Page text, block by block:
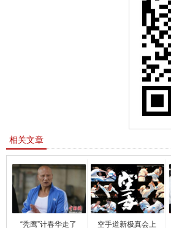
相关文章
“秃鹰”计春华走了
空手道新极真会上